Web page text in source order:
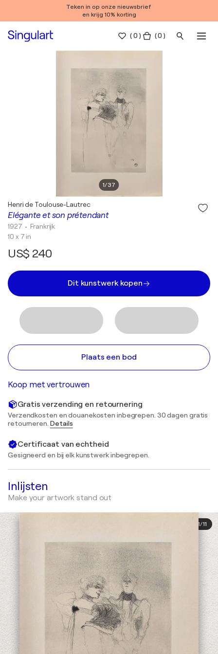
Teken in op onze nieuwsbrief
en krijg 10% korting
(0 ) ( 0 )
1/37
Elégante et son prétendant
Henri de Toulouse-Lautrec
1927 • Frankrijk
10 x 7 in
US$ 240
Dit kunstwerk kopen
Plaats een bod
Koop met vertrouwen
Gratis verzending en retournering
Verzendkosten en douanekosten inbegrepen. 30 dagen gratis
retourneren. Details
Certificaat van echtheid
Gesigneerd en bij elk kunstwerk inbegrepen.
Inlijsten
Make your artwork stand out
1/11